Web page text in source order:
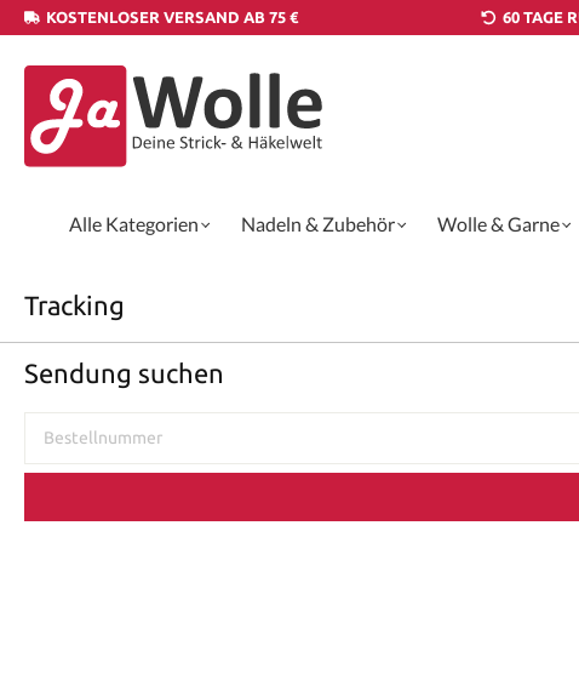
KOSTENLOSER VERSAND AB 75 € 60 TAGE
Alle Kategorien Nadeln & Zubehör Wolle & Garne
Tracking
Sendung suchen